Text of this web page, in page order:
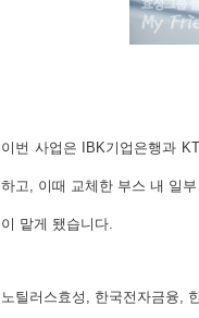
이번 사업은 IBK기업은행과
하고, 이때 교체한 부스 내 일
이 맡게 됐습니다.
노틸러스효성, 한국전자금융,